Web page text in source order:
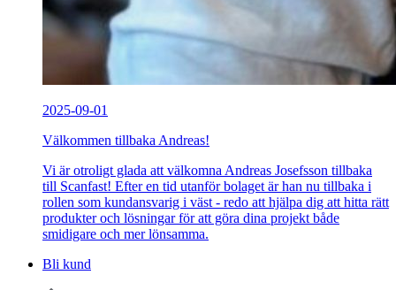
2025-09-01
Välkommen tillbaka Andreas!
Vi är otroligt glada att välkomna Andreas Josefsson tillbaka
till Scanfast! Efter en tid utanför bolaget är han nu tillbaka i
rollen som kundansvarig i väst - redo att hjälpa dig att hitta rätt
produkter och lösningar för att göra dina projekt både
smidigare och mer lönsamma.
Bli kund